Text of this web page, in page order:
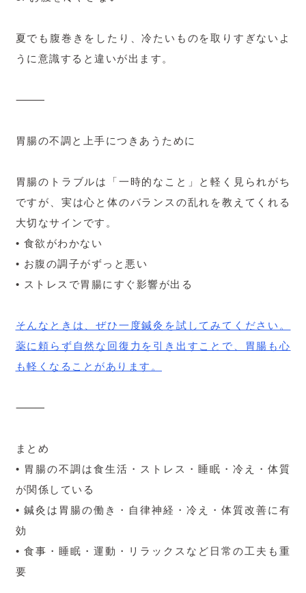
夏でも腹巻きをしたり、冷たいものを取りすぎないよ
うに意識すると違いが出ます。
⸻
胃腸の不調と上手につきあうために
胃腸のトラブルは「一時的なこと」と軽く見られがち
ですが、実は心と体のバランスの乱れを教えてくれる
大切なサインです。
• 食欲がわかない
• お腹の調子がずっと悪い
• ストレスで胃腸にすぐ影響が出る
そんなときは、ぜひ一度鍼灸を試してみてください。
薬に頼らず自然な回復力を引き出すことで、胃腸も心
も軽くなることがあります。
⸻
まとめ
• 胃腸の不調は食生活・ストレス・睡眠・冷え・体質
が関係している
• 鍼灸は胃腸の働き・自律神経・冷え・体質改善に有
効
• 食事・睡眠・運動・リラックスなど日常の工夫も重
要